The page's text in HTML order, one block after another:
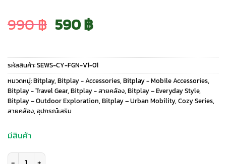
990฿ Original
price
was:
990 ฿.
590฿Current
price
is:
590 ฿.
รหัสสินค้า:SEWS-CY-FGN-V1-01
หมวดหมู่:Bitplay, Bitplay - Accessories, Bitplay - Mobile Accessories,
Bitplay - Travel Gear, Bitplay - สายคล้อง, Bitplay – Everyday Style,
Bitplay – Outdoor Exploration, Bitplay – Urban Mobility, Cozy Series,
สายคล้อง, อุปกรณ์เสริม
มีสินค้า
จำนวน Bitplay รุ่น Cozy Scrunchie Wrist Strap - สายคล้องข้อมือ - สี